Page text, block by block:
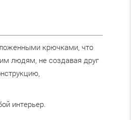
крючками, что
людям, не создавая друг
интерьер.